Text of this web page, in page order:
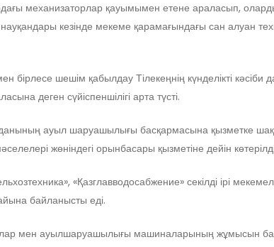
механизаторлар қауымымен етене араласып,
кезінде мекеме қарамағындағы сан алуан
шешім қабылдау Тілекеңнің күнделікті кәсіби
деген сүйіспеншілігі арта түсті.
ауыл шаруашылығы басқармасына қызметке
жөніндегі орынбасары қызметіне дейін
«Қазглавводосабжение» секілді ірі
байланысты еді.
мен ауылшаруашылығы машиналарының жұмысын